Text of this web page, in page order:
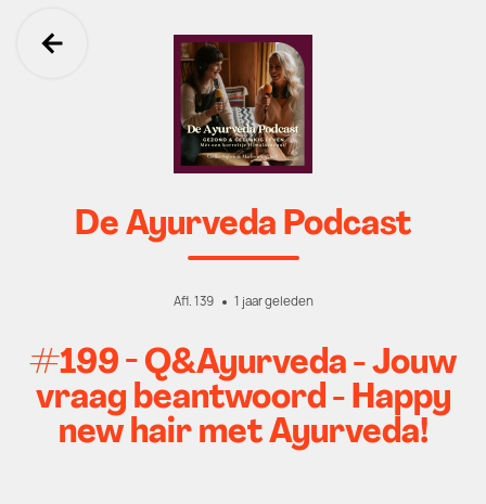
Ga terug
De Ayurveda Podcast
Afl. 139 1 jaar geleden
#199 - Q&Ayurveda - Jouw
vraag beantwoord - Happy
new hair met Ayurveda!